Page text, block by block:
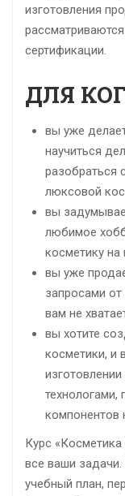
изготовления
сертификации.
ДЛЯ
вы уже
научиться
разобраться
люксовой
вы
любимое
косметику
вы уже
запросами
вам не
вы хотите
косметики, и
компонентов
Курс
все ваши
учебный план,